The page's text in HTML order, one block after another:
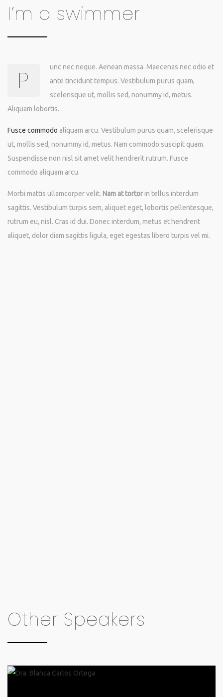
I’m a swimmer
P
unc nec neque. Aenean massa. Maecenas nec odio et
ante tincidunt tempus. Vestibulum purus quam,
scelerisque ut, mollis sed, nonummy id, metus.
Aliquam lobortis.
Fusce commodo aliquam arcu. Vestibulum purus quam, scelerisque
ut, mollis sed, nonummy id, metus. Nam commodo suscipit quam.
Suspendisse non nisl sit amet velit hendrerit rutrum. Fusce
commodo aliquam arcu.
Morbi mattis ullamcorper velit. Nam at tortorin tellus interdum
sagittis. Vestibulum turpis sem, aliquet eget, lobortis pellentesque,
rutrum eu, nisl. Cras id dui. Donec interdum, metus et hendrerit
aliquet, dolor diam sagittis ligula, eget egestas libero turpis vel mi.
Other Speakers